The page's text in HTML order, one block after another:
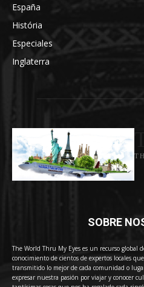
España
História
Especiales
Inglaterra
SOBRE
The World Thru My Eyes es un recurso global
conocimiento de cientos de expertos locales
transmitido lo mejor de cada comunidad o
expresar nuestra pasión por viajar y conocer